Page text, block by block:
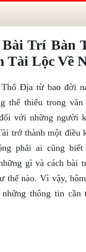
Bài Trí Bàn
Tài Lộc Về
Địa từ bao đời
thể thiếu trong
với những người
trở thành một điều
phải ai cũng
gì và cách bài
thế nào. Vì vậy,
thông tin cần